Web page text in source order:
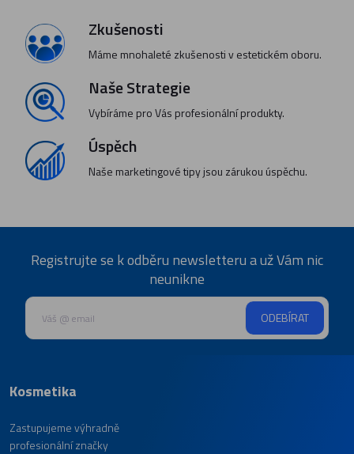
Zkušenosti
Máme mnohaleté zkušenosti v estetickém oboru.
Naše Strategie
Vybíráme pro Vás profesionální produkty.
Úspěch
Naše marketingové tipy jsou zárukou úspěchu.
Registrujte se k odběru newsletteru a už Vám nic
neunikne
ODEBÍRAT
Kosmetika
Zastupujeme výhradně
profesionální značky